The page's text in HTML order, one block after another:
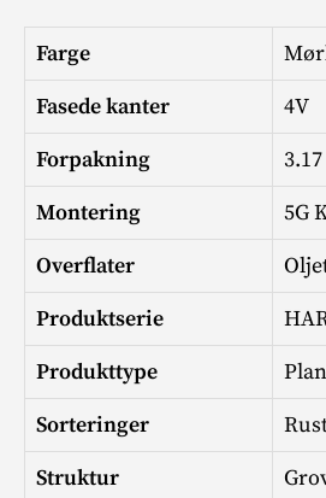
Farge
Fasede kanter
4V
Forpakning
3.17
Montering
5G
Overflater
Produktserie
Produkttype
Sorteringer
Struktur